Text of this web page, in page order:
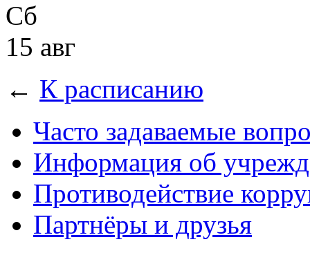
Сб
15 авг
← К расписанию
Часто задаваемые
Информация об
Противодействие
Партнёры и друзья